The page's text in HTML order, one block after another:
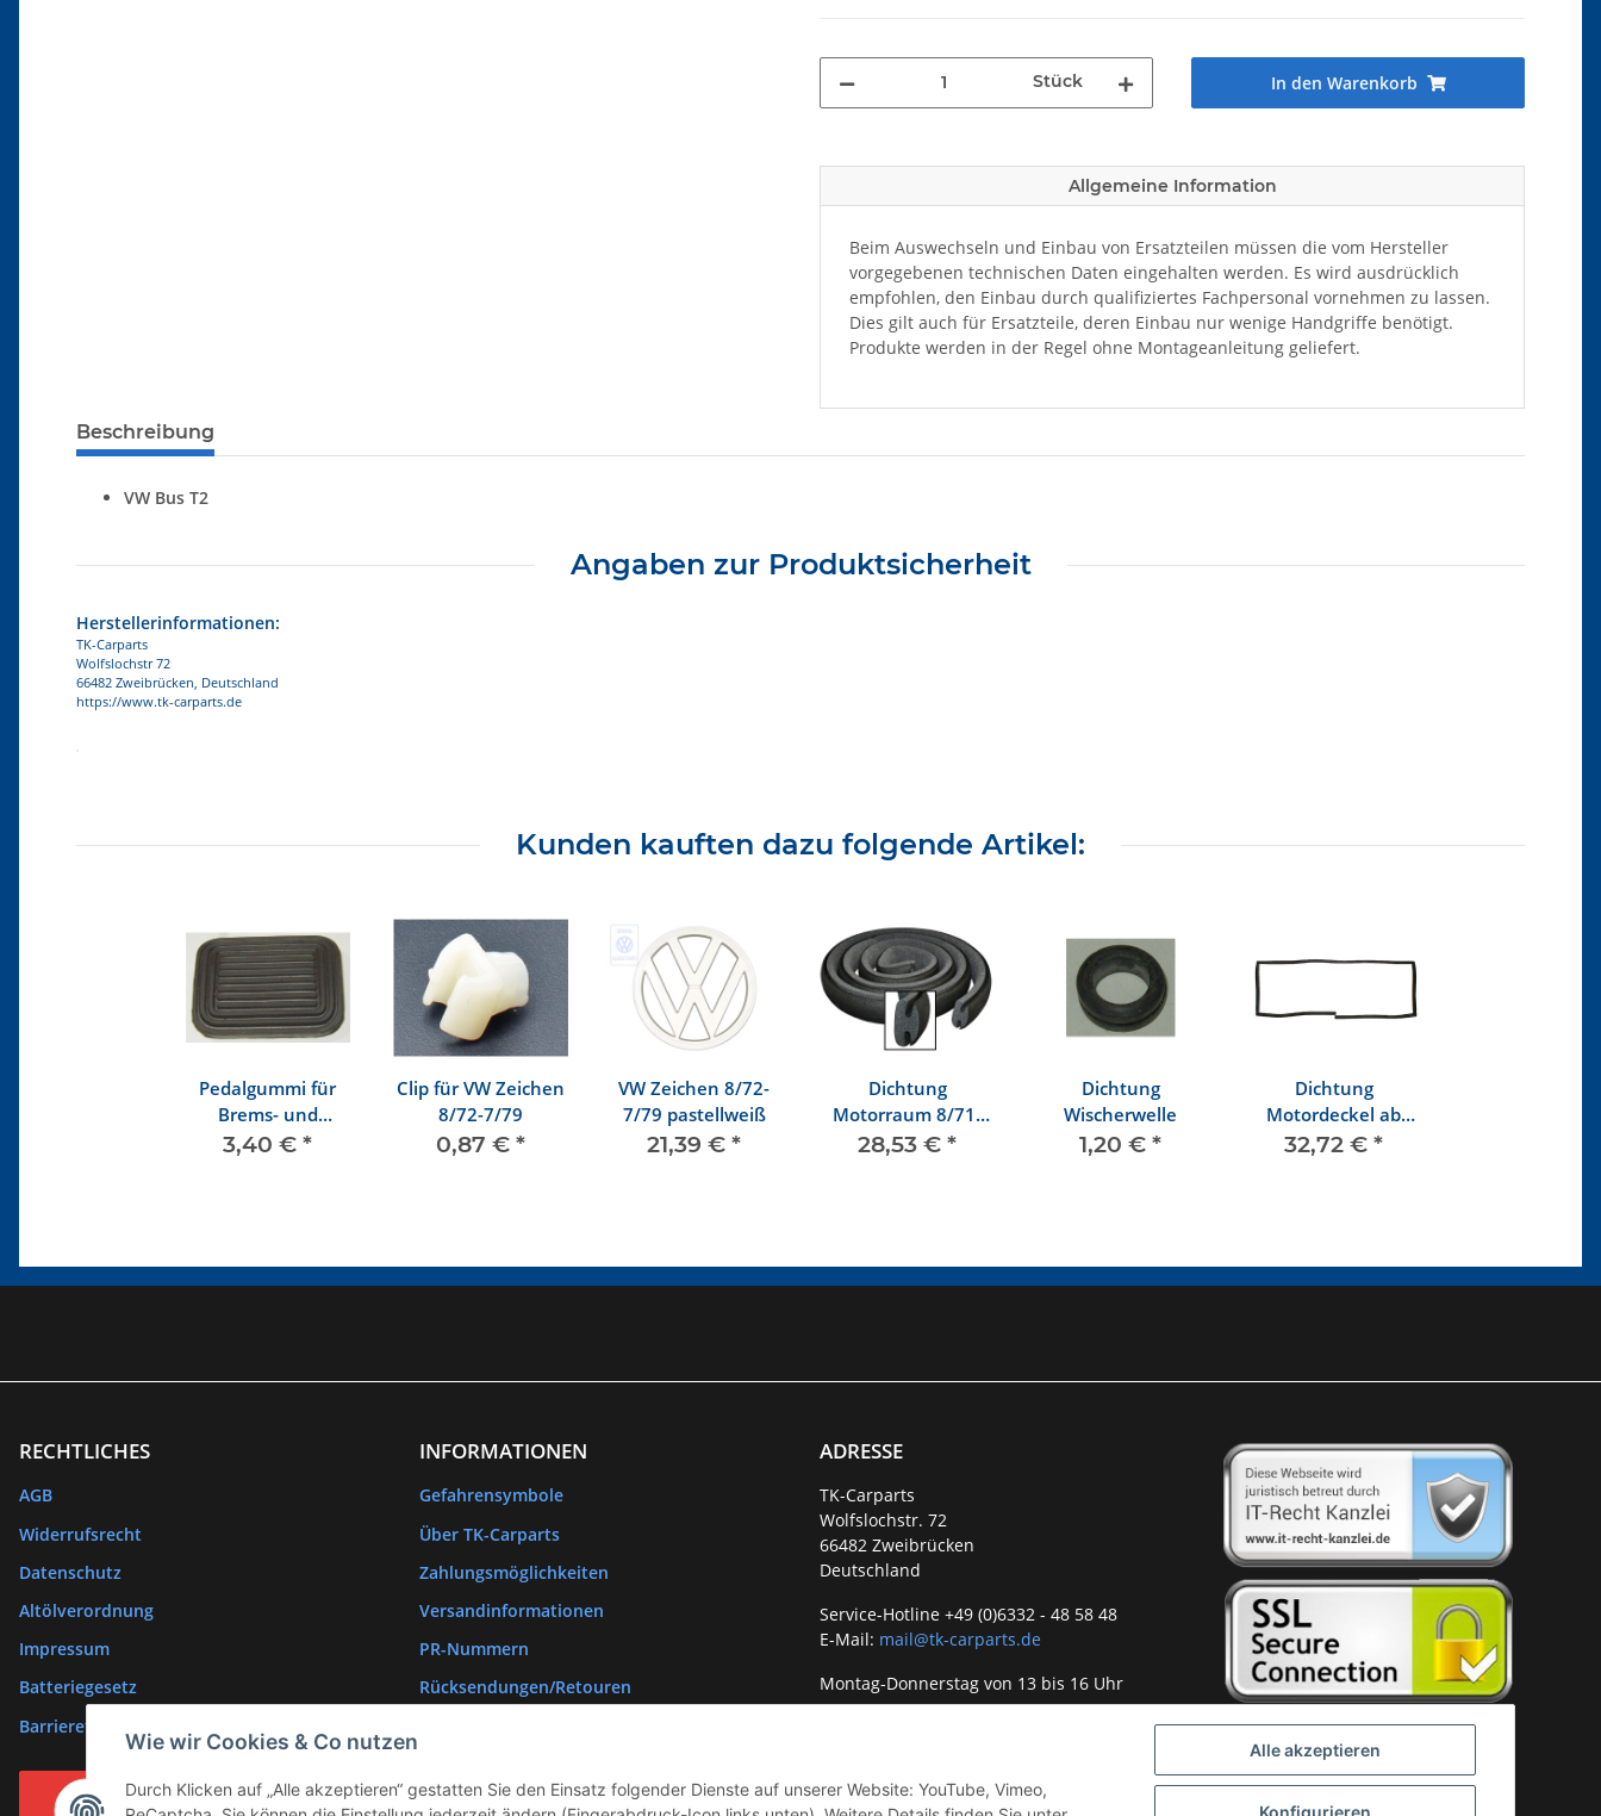
Alle akzeptieren
Konfigurieren
Wie wir Cookies & Co nutzen
Durch Klicken auf „Alle akzeptieren“ gestatten Sie den Einsatz folgender Dienste auf unserer Website: YouTube, Vimeo,
Stück In den Warenkorb
Allgemeine Information
Beim Auswechseln und Einbau von Ersatzteilen müssen die vom Hersteller
vorgegebenen technischen Daten eingehalten werden. Es wird ausdrücklich
empfohlen, den Einbau durch qualifiziertes Fachpersonal vornehmen zu lassen.
Dies gilt auch für Ersatzteile, deren Einbau nur wenige Handgriffe benötigt.
Produkte werden in der Regel ohne Montageanleitung geliefert.
Beschreibung
VW Bus T2
Angaben zur Produktsicherheit
Herstellerinformationen:
TK-Carparts
Wolfslochstr 72
66482 Zweibrücken, Deutschland
https://www.tk-carparts.de
Kunden kauften dazu folgende Artikel:
Pedalgummi für
Brems- und
Kupplungspedal
3,40 € *
Clip für VW Zeichen
8/72-7/79
0,87 € *
VW Zeichen 8/72-
7/79 pastellweiß
21,39 € *
Dichtung
Motorraum 8/71-
7/79
28,53 € *
Dichtung
Wischerwelle
1,20 € *
Dichtung
Motordeckel ab
7/71
32,72 € *
RECHTLICHES
AGB
Widerrufsrecht
Datenschutz
Altölverordnung
Impressum
Batteriegesetz
Barrierefreiheitserklärung
Vertrag widerrufen
INFORMATIONEN
Gefahrensymbole
Über TK-Carparts
Zahlungsmöglichkeiten
Versandinformationen
PR-Nummern
Rücksendungen/Retouren
ADRESSE
TK-Carparts
Wolfslochstr. 72
66482 Zweibrücken
Deutschland
Service-Hotline +49 (0)6332 - 48 58 48
E-Mail: mail@tk-carparts.de
Montag-Donnerstag von 13 bis 16 Uhr